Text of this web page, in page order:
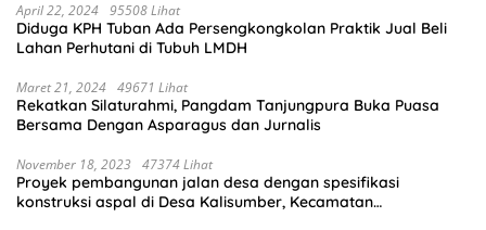
April 22, 2024 95508 Lihat
Diduga KPH Tuban Ada Persengkongkolan Praktik Jual Beli
Lahan Perhutani di Tubuh LMDH
Maret 21, 2024 49671 Lihat
Rekatkan Silaturahmi, Pangdam Tanjungpura Buka Puasa
Bersama Dengan Asparagus dan Jurnalis
November 18, 2023 47374 Lihat
Proyek pembangunan jalan desa dengan spesifikasi
konstruksi aspal di Desa Kalisumber, Kecamatan